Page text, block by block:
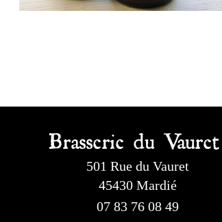
Brasserie du Vauret
501 Rue du Vauret
45430 Mardié
07 83 76 08 49